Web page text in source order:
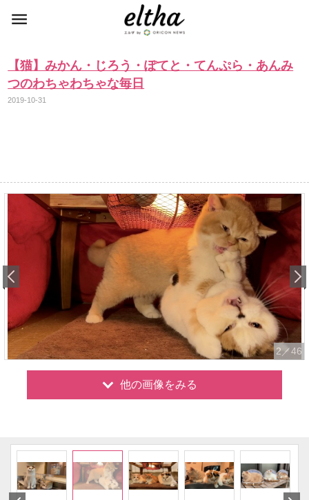
【猫】みかん・じろう・ぽてと・てんぷら・あんみ
つのわちゃわちゃな毎日
2019-10-31
2／46
他の画像をみる